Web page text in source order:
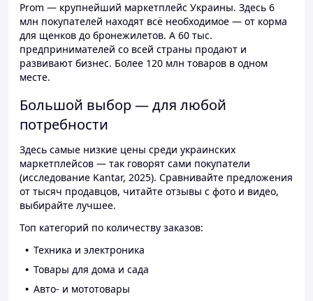
Prom — крупнейший маркетплейс Украины. Здесь 6
млн покупателей находят всё необходимое — от корма
для щенков до бронежилетов. А 60 тыс.
предпринимателей со всей страны продают и
развивают бизнес. Более 120 млн товаров в одном
месте.
Большой выбор — для любой
потребности
Здесь самые низкие цены среди украинских
маркетплейсов — так говорят сами покупатели
(исследование Kantar, 2025). Сравнивайте предложения
от тысяч продавцов, читайте отзывы с фото и видео,
выбирайте лучшее.
Топ категорий по количеству заказов:
Техника и электроника
Товары для дома и сада
Авто- и мототовары